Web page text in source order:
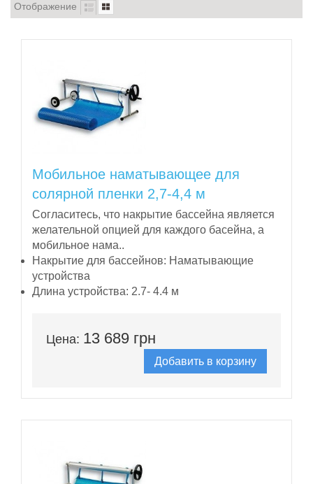
Отображение
Мобильное наматывающее для
солярной пленки 2,7-4,4 м
Согласитесь, что накрытие бассейна является
желательной опцией для каждого басейна, а
мобильное нама..
Накрытие для бассейнов: Наматывающие
устройства
Длина устройства: 2.7- 4.4 м
Цена: 13 689 грн
Добавить в корзину